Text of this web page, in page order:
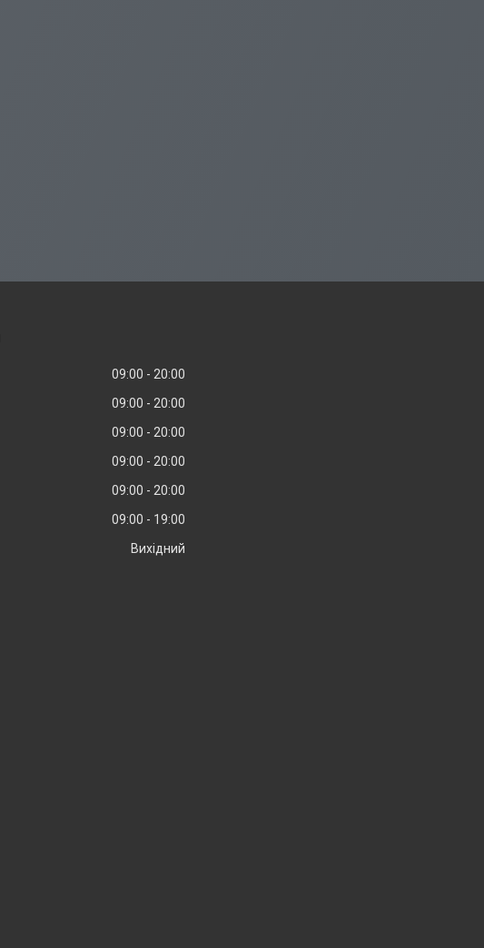
09:00
20:00
09:00
20:00
09:00
20:00
09:00
20:00
09:00
20:00
09:00
19:00
Вихідний